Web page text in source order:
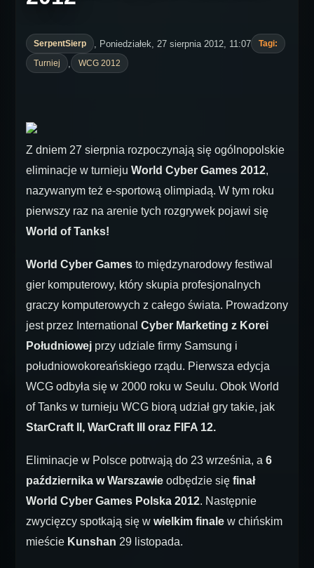
SerpentSierp , Poniedziałek, 27 sierpnia 2012, 11:07
Tagi:
Turniej
WCG 2012
Z dniem 27 sierpnia rozpoczynają się ogólnopolskie
eliminacje w turnieju World Cyber Games 2012,
nazywanym też e-sportową olimpiadą. W tym roku
pierwszy raz na arenie tych rozgrywek pojawi się
World of Tanks!
World Cyber Games to międzynarodowy festiwal
gier komputerowy, który skupia profesjonalnych
graczy komputerowych z całego świata. Prowadzony
jest przez International Cyber Marketing z Korei
Południowej przy udziale firmy Samsung i
południowokoreańskiego rządu. Pierwsza edycja
WCG odbyła się w 2000 roku w Seulu. Obok World
of Tanks w turnieju WCG biorą udział gry takie, jak
StarCraft II, WarCraft III oraz FIFA 12.
Eliminacje w Polsce potrwają do 23 września, a 6
października w Warszawie odbędzie się finał
World Cyber Games Polska 2012. Następnie
zwycięzcy spotkają się w wielkim finale w chińskim
mieście Kunshan 29 listopada.